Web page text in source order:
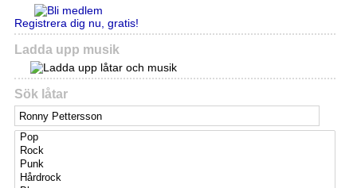
Registrera dig nu, gratis!
Ladda upp musik
Sök låtar